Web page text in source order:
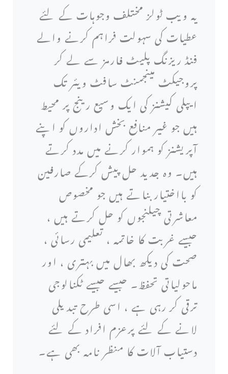
یہ ویب ٹولز مختلف وجوہات کے لئے
عطیات کی سہولت فراہم کرنے والے
فنڈ ریزنگ پلیٹ فارمز سے لے کر
پروجیکٹ مینجمنٹ سافٹ ویئر تک
ایپلی کیشنز کی ایک وسیع رینج پر محیط
ہیں جو غیر منافع بخش اداروں کو اپنے
آپریشنز کو ہموار کرنے میں مدد کرتے
ہیں۔ وہ جدید حل پیش کرکے صارفین
کو بااختیار بناتے ہیں جو مخصوص
معاشرتی چیلنجوں کو حل کرتے ہیں ،
جیسے غربت کا خاتمہ ، تعلیمی رسائی ،
صحت کی دیکھ بھال میں بہتری ، اور
ماحولیاتی تحفظ۔ جیسے جیسے ٹکنالوجی
ترقی کر رہی ہے ، اسی طرح تبدیلی
لانے کے لئے پرعزم افراد کے لئے
دستیاب آلات کا منظر نامہ بھی ہے۔